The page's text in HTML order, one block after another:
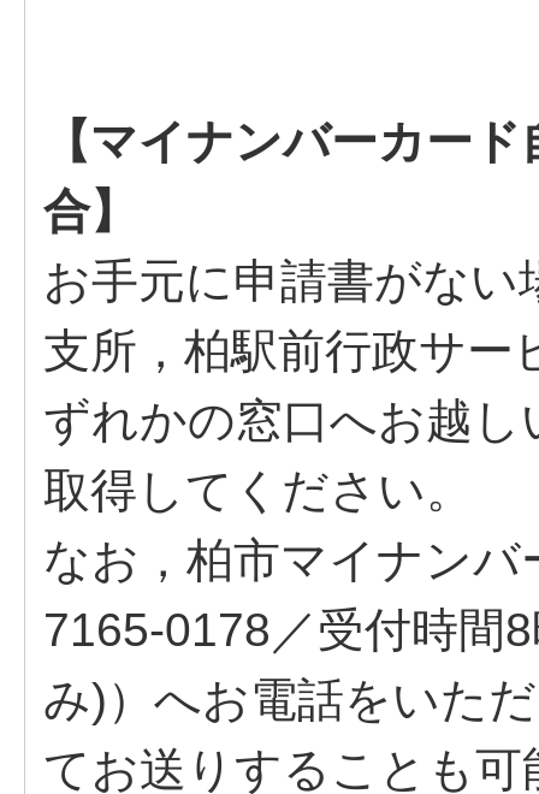
【マイナンバーカー
合】
お手元に申請書がない
支所，柏駅前行政サー
ずれかの窓口へお越
取得してください。
なお，柏市マイナン
7165-0178／受付時間
み)）へお電話をいた
てお送りすることも可